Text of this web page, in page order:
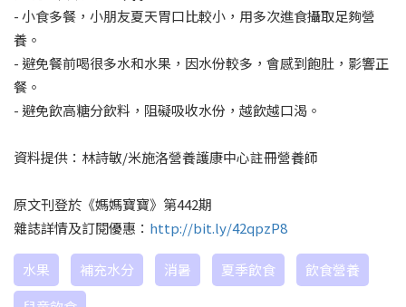
- 小食多餐，小朋友夏天胃口比較小，用多次進食攝取足夠營
養。
- 避免餐前喝很多水和水果，因水份較多，會感到飽肚，影響正
餐。
- 避免飲高糖分飲料，阻礙吸收水份，越飲越口渴。
資料提供：林詩敏/米施洛營養護康中心註冊營養師
原文刊登於《媽媽寶寶》第442期
雜誌詳情及訂閱優惠： http://bit.ly/42qpzP8
水果 補充水分 消暑 夏季飲食
飲食營養